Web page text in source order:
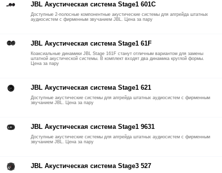
JBL Акустическая система Stage1 601C
Доступные 2-полосные компонентные акустические системы для апгрейда штатных
аудиосистем с фирменным звучанием JBL. Цена за пару
JBL Акустическая система Stage1 61F
Коаксиальные динамики JBL Stage 161F станут отличным вариантом для замены
штатной акустической системы. В комплект входят два динамика круглой формы.
Цена за пару
JBL Акустическая система Stage1 621
Доступные акустические системы для апгрейда штатных аудиосистем с фирменным
звучанием JBL. Цена за пару
JBL Акустическая система Stage1 9631
Доступные акустические системы для апгрейда штатных аудиосистем с фирменным
звучанием JBL. Цена за пару
JBL Акустическая система Stage3 527